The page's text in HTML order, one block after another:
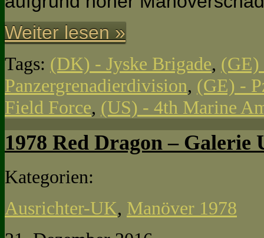
Weiter lesen »
Tags: (DK) - Jyske Brigade, (GE)
Panzergrenadierdivision, (GE) -
Field Force, (US) - 4th Marine
1978 Red Dragon – Galerie
Kategorien:
Ausrichter-UK, Manöver 1978